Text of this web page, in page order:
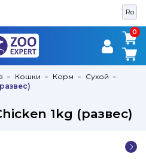
Ro
0
0
Кошки Корм
Сухой
1kg (развес)